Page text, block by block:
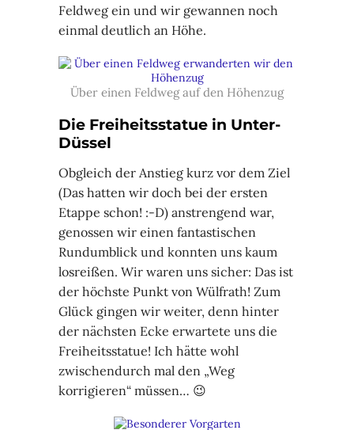
Feldweg ein und wir gewannen noch
einmal deutlich an Höhe.
Über einen Feldweg auf den Höhenzug
Die Freiheitsstatue in Unter-
Düssel
Obgleich der Anstieg kurz vor dem Ziel
(Das hatten wir doch bei der ersten
Etappe schon! :-D) anstrengend war,
genossen wir einen fantastischen
Rundumblick und konnten uns kaum
losreißen. Wir waren uns sicher: Das ist
der höchste Punkt von Wülfrath! Zum
Glück gingen wir weiter, denn hinter
der nächsten Ecke erwartete uns die
Freiheitsstatue! Ich hätte wohl
zwischendurch mal den „Weg
korrigieren“ müssen… 😉